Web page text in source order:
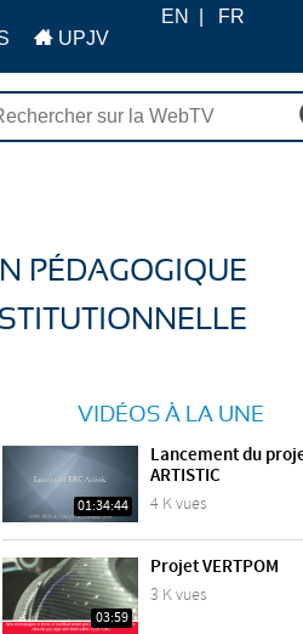
UPJV
EN FR
PÉDAGOGIQUE
VIDÉOS À LA UNE
01:34:44
Lancement du
ARTISTIC
4 K vues
03:59
Projet VERTPOM
3 K vues